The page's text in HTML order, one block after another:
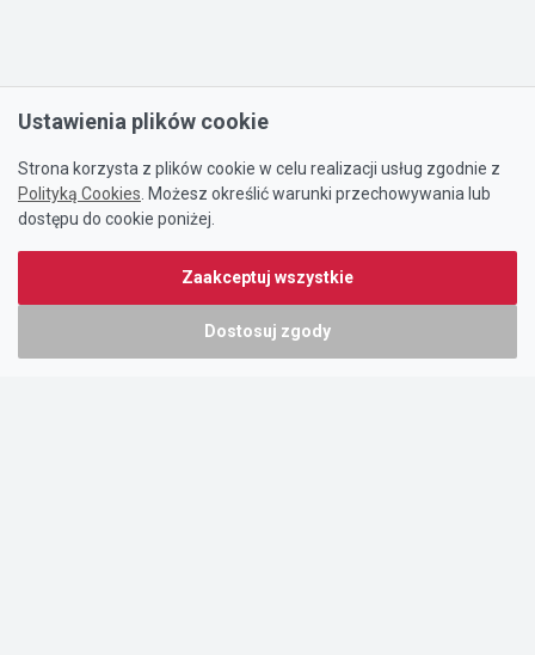
Ustawienia plików cookie
Strona korzysta z plików cookie w celu realizacji usług zgodnie z
Polityką Cookies . Możesz określić warunki przechowywania lub
dostępu do cookie poniżej.
Zaakceptuj wszystkie
Dostosuj zgody